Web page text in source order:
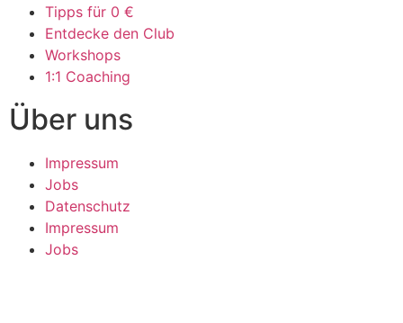
Tipps für 0 €
Entdecke den Club
Workshops
1:1 Coaching
Über uns
Impressum
Jobs
Datenschutz
Impressum
Jobs